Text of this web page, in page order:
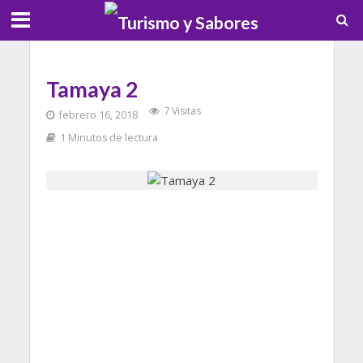
Tamaya 2
febrero 16, 2018
7 Visitas
1 Minutos de lectura